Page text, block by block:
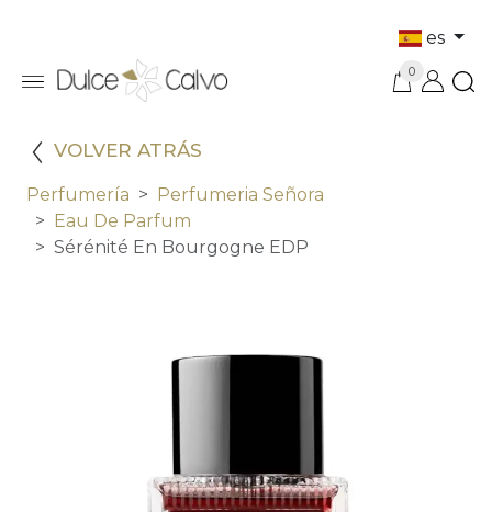
es
0
VOLVER ATRÁS
Perfumería
Perfumeria Señora
Eau De Parfum
Sérénité En Bourgogne EDP